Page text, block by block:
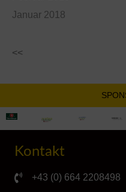
Januar 2018
<<
Kontakt
+43 (0) 664 2208498